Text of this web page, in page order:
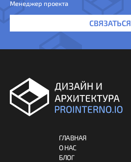
Менеджер проекта
СВЯЗАТЬСЯ
ГЛАВНАЯ
О НАС
БЛОГ